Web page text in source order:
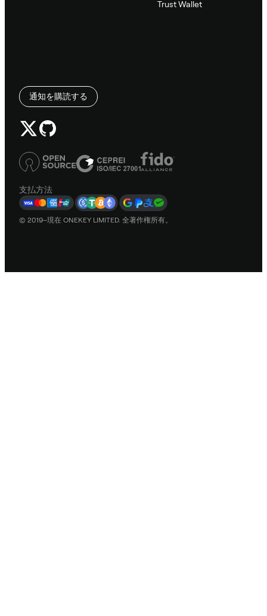
Trust Wallet
通知を購読する
支払方法
© 2019–現在 ONEKEY LIMITED. 全著作権所有。